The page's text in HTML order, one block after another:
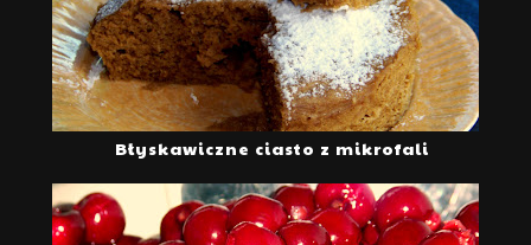
Błyskawiczne ciasto z mikrofali